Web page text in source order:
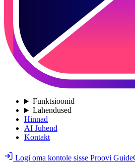
Funktsioonid
Lahendused
Hinnad
AI Juhend
Kontakt
Logi oma kontole sisse Proovi